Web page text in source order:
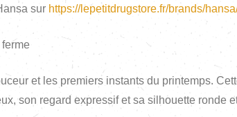
sur https://lepetitdrugstore.fr/brands/
et les premiers instants du printemps.
son regard expressif et sa silhouette ronde